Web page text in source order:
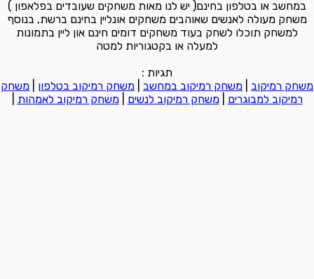
במחשב או בטלפון בחינם( יש לנו מאות משחקים שעובדים בפלאפון )
משחק מעולה לאנשים שאוהבים משחקים אונליין בחינם ברשת, בנוסף
למשחק תוכלו לשחק בעוד משחקים דומים חינם און ליין בתמונות
למעלה או בקטגוריות למטה
תגיות :
משחק רמיקוב
משחק רמיקוב במחשב משחק רמיקוב בטלפון
משחק
רמיקוב למבוגרים |משחק רמיקוב לנשים |משחק רמיקוב לאמהות